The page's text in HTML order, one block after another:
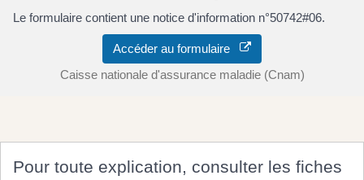
Le formulaire contient une notice d'information n°50742#06.
Accéder au formulaire
Caisse nationale d'assurance maladie (Cnam)
Pour toute explication, consulter les fiches